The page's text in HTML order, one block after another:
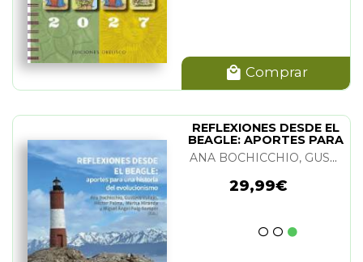
Comprar
REFLEXIONES DESDE EL
BEAGLE: APORTES PARA
UNA HIST.
ANA BOCHICCHIO, GUSTAVO VALLEJO, HECTOR PALMA, MARISA MIRANDA Y M. A. PUIG-SAMPER
29,99€